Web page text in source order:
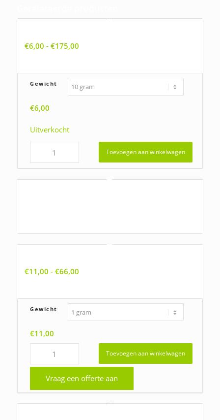
€6,00 - €175,00
€175,00
Gewicht
€6,00
Uitverkocht
Toevoegen aan winkelwagen
€11,00 - €66,00
€66,00
Gewicht
€11,00
Toevoegen aan winkelwagen
Vraag een offerte aan